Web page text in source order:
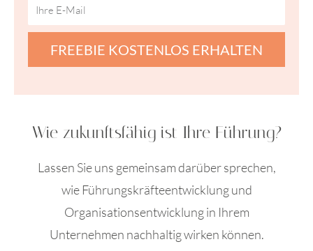
FREEBIE KOSTENLOS ERHALTEN
Wie zukunftsfähig ist Ihre Führung?
Lassen Sie uns gemeinsam darüber sprechen,
wie Führungskräfteentwicklung und
Organisationsentwicklung in Ihrem
Unternehmen nachhaltig wirken können.